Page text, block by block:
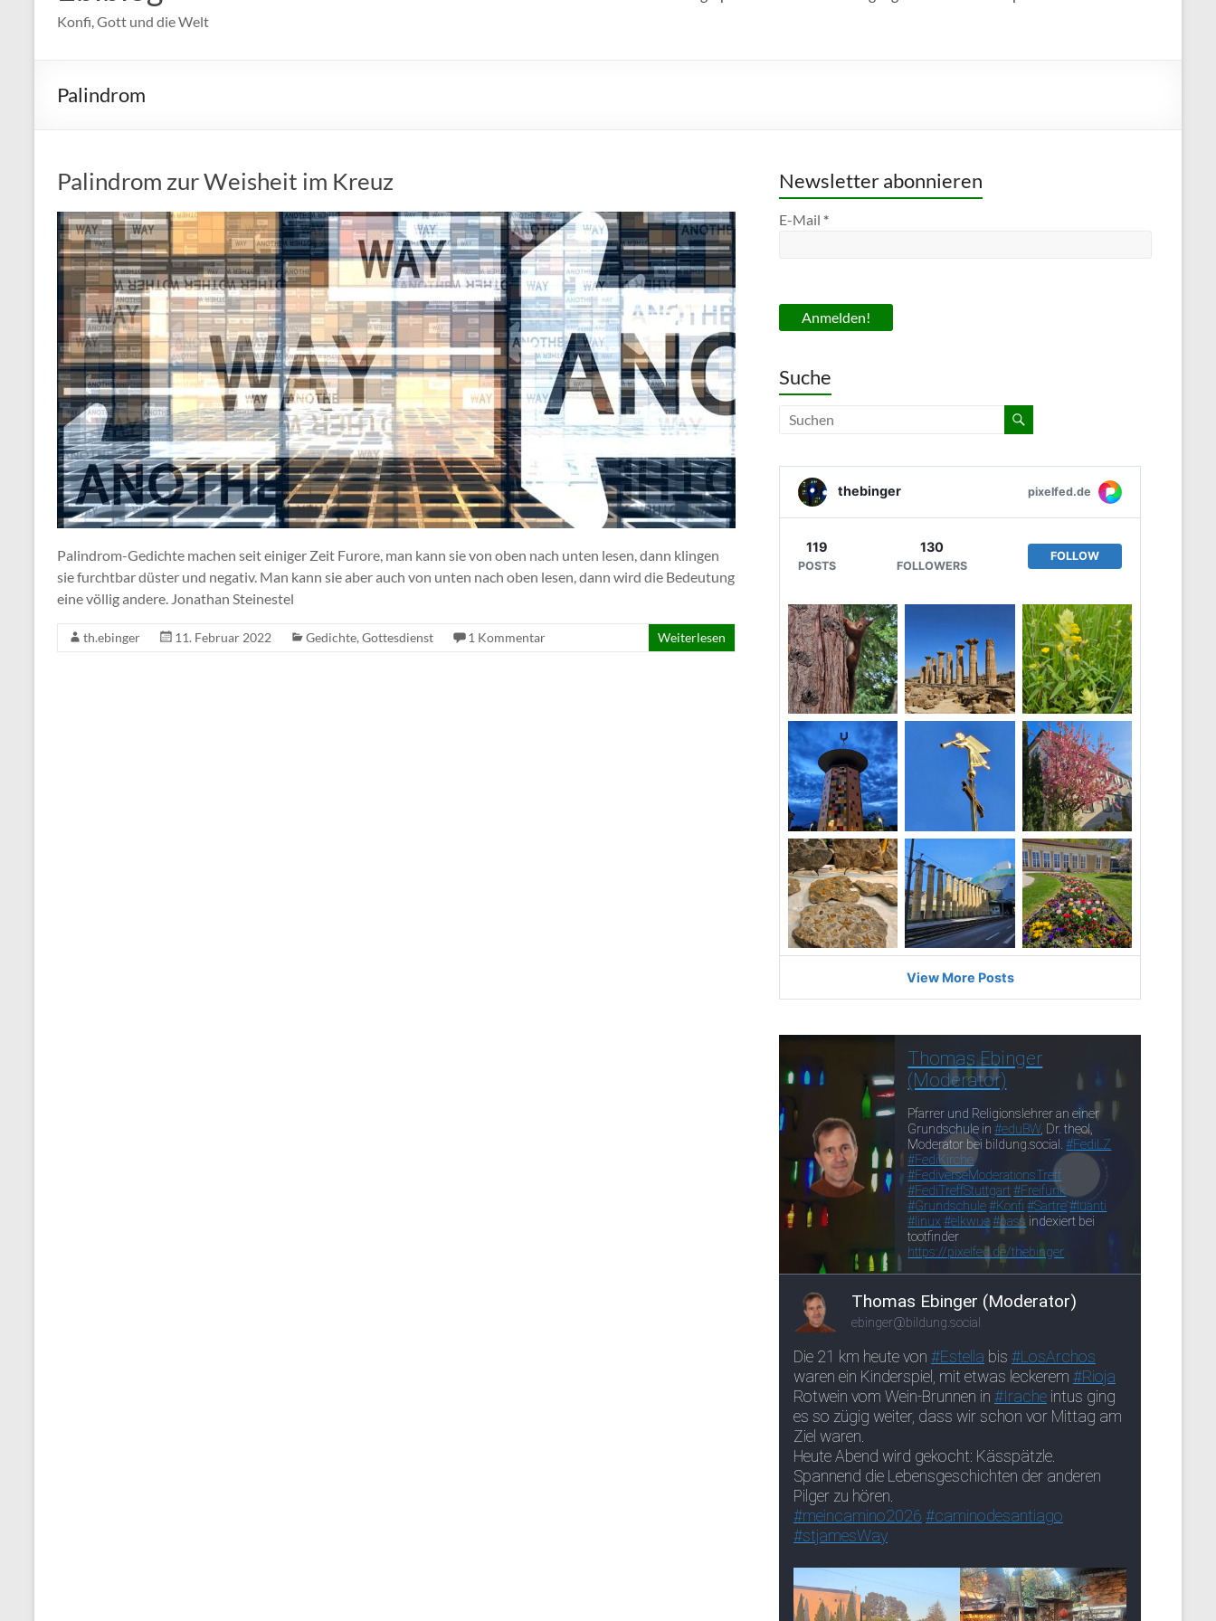
Konfi, Gott und die Welt
Palindrom
Palindrom zur Weisheit im Kreuz
Palindrom-Gedichte machen seit einiger Zeit Furore, man kann sie von oben nach unten lesen, dann klingen
sie furchtbar düster und negativ. Man kann sie aber auch von unten nach oben lesen, dann wird die Bedeutung
eine völlig andere. Jonathan Steinestel
th.ebinger 11. Februar 2022 Gedichte, Gottesdienst 1 Kommentar Weiterlesen
Newsletter abonnieren
E-Mail *
Suche